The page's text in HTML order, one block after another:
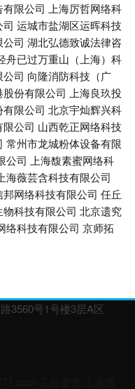
有限公司 上海厉哲网络科
司 运城市盐湖区运晖科技
司 湖北弘德致诚法律咨
舟已过万重山（上海）科
司 向隆消防科技（广
份有限公司 上海良玖投
限公司 北京宇灿辉兴科
公司 山西乾正网络科技
常州市龙城粉体设备有限
公司 上海馥素蜜网络科
上海薇芸含科技有限公司
邦网络科技有限公司 任丘
科技有限公司 北京遗究
络科技有限公司 京师拓
3560号1号楼3层A区